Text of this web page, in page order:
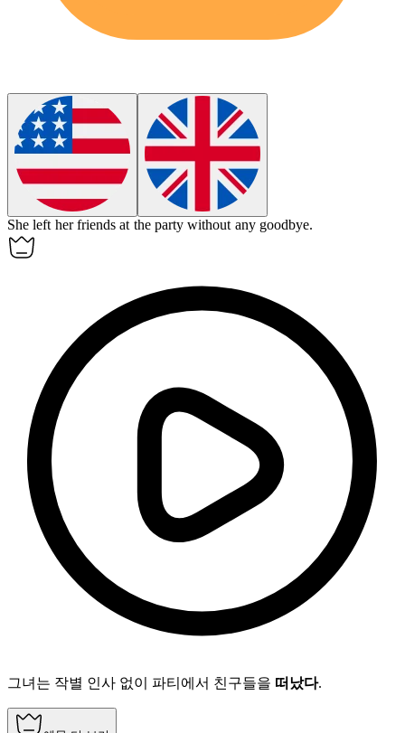
Sheleft her friends at the party without any goodbye.
그녀는 작별 인사 없이 파티에서 친구들을 떠났다.